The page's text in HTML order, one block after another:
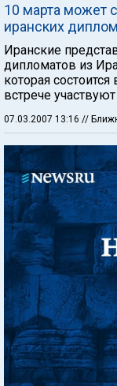
10 марта может
иранских
Иранские
дипломатов из
которая
встрече
07.03.2007 13:16 //